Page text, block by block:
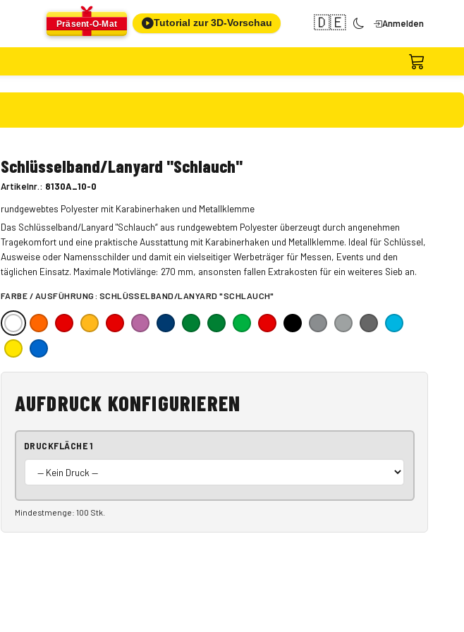
Präsent-O-Mat Tutorial zur 3D-Vorschau 🇩🇪 Anmelden
Schlüsselband/Lanyard "Schlauch"
Artikelnr.: 8130A_10-0
rundgewebtes Polyester mit Karabinerhaken und Metallklemme
Das Schlüsselband/Lanyard "Schlauch“ aus rundgewebtem Polyester überzeugt durch angenehmen
Tragekomfort und eine praktische Ausstattung mit Karabinerhaken und Metallklemme. Ideal für Schlüssel,
Ausweise oder Namensschilder und damit ein vielseitiger Werbeträger für Messen, Events und den
täglichen Einsatz. Maximale Motivlänge: 270 mm, ansonsten fallen Extrakosten für ein weiteres Sieb an.
FARBE / AUSFÜHRUNG: SCHLÜSSELBAND/LANYARD "SCHLAUCH"
AUFDRUCK KONFIGURIEREN
DRUCKFLÄCHE 1
Mindestmenge: 100 Stk.